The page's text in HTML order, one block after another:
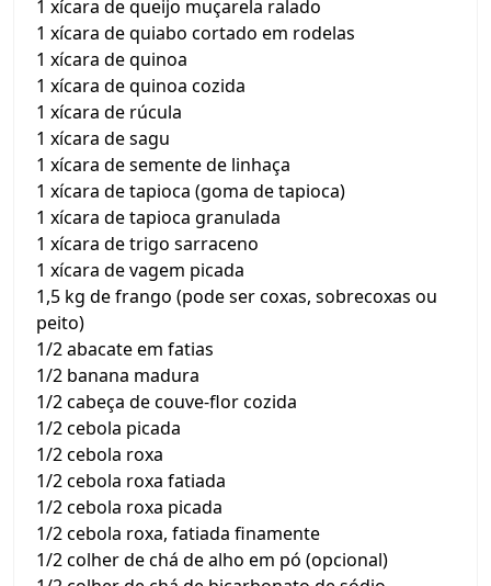
1 xícara de queijo muçarela ralado
1 xícara de quiabo cortado em rodelas
1 xícara de quinoa
1 xícara de quinoa cozida
1 xícara de rúcula
1 xícara de sagu
1 xícara de semente de linhaça
1 xícara de tapioca (goma de tapioca)
1 xícara de tapioca granulada
1 xícara de trigo sarraceno
1 xícara de vagem picada
1,5 kg de frango (pode ser coxas, sobrecoxas ou
peito)
1/2 abacate em fatias
1/2 banana madura
1/2 cabeça de couve-flor cozida
1/2 cebola picada
1/2 cebola roxa
1/2 cebola roxa fatiada
1/2 cebola roxa picada
1/2 cebola roxa, fatiada finamente
1/2 colher de chá de alho em pó (opcional)